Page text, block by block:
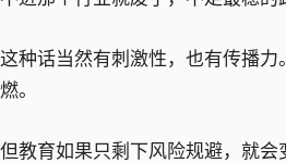
这种话当然有刺激性，也有传播力
燃。
但教育如果只剩下风险规避，就会